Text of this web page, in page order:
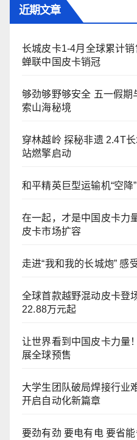
近期文章
长城皮卡1-4月全球累计
蝉联中国皮卡销冠
够劲够野够安全 五一假
索山海秘境
穿林越岭 探秘非遗 2.4T
站燃擎启动
和平精英巨型运输机“空降
在一起，才是中国皮卡力
皮卡市场扩容
走进“我和我的长城炮” 感
全球首款越野混动皮卡登
22.88万元起
让世界看到中国皮卡力量
展全球预售
大学生团队破局焊接行业
开启自动化新篇章
要劲有劲 要电有电 要省